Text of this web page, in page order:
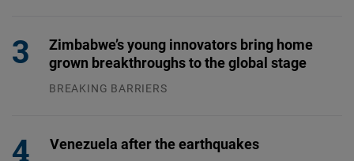
Zimbabwe’s young innovators bring home
grown breakthroughs to the global stage
BREAKING BARRIERS
Venezuela after the earthquakes